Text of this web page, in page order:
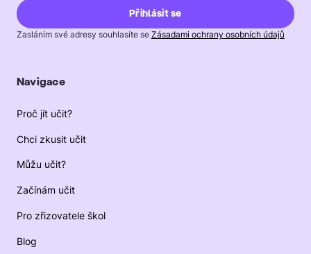
Zasláním své adresy souhlasíte se Zásadami ochrany osobních údajů
Navigace
Proč jít učit?
Chci zkusit učit
Můžu učit?
Začínám učit
Pro zřizovatele škol
Blog